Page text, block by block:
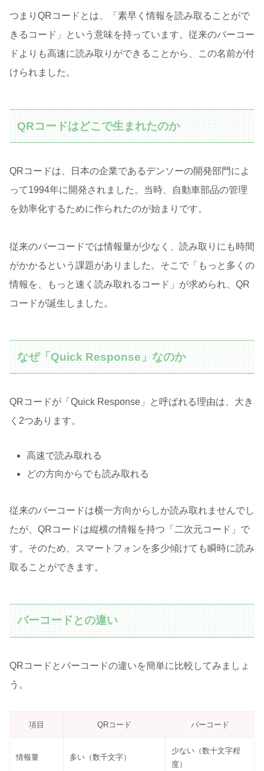
つまりQRコードとは、「素早く情報を読み取ることがで
きるコード」という意味を持っています。従来のバーコー
ドよりも高速に読み取りができることから、この名前が付
けられました。
QRコードはどこで生まれたのか
QRコードは、日本の企業であるデンソーの開発部門によ
って1994年に開発されました。当時、自動車部品の管理
を効率化するために作られたのが始まりです。
従来のバーコードでは情報量が少なく、読み取りにも時間
がかかるという課題がありました。そこで「もっと多くの
情報を、もっと速く読み取れるコード」が求められ、QR
コードが誕生しました。
なぜ「Quick Response」なのか
QRコードが「Quick Response」と呼ばれる理由は、大き
く2つあります。
高速で読み取れる
どの方向からでも読み取れる
従来のバーコードは横一方向からしか読み取れませんでし
たが、QRコードは縦横の情報を持つ「二次元コード」で
す。そのため、スマートフォンを多少傾けても瞬時に読み
取ることができます。
バーコードとの違い
QRコードとバーコードの違いを簡単に比較してみましょ
う。
項目 QRコード バーコード
情報量 多い（数千文字）
少ない（数十文字程
度）